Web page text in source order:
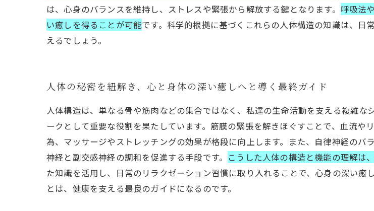
は、心身のバランスを維持し、ストレスや緊張から解放する鍵となります。 呼吸法
い癒しを得ることが可能です。科学的根拠に基づくこれらの人体構造の知識は、
えるでしょう。
人体の秘密を紐解き、心と身体の深い癒しへと導く最終ガイド
人体構造は、単なる骨や筋肉などの集合ではなく、私達の生命活動を支える複雑
ークとして重要な役割を果たしています。筋膜の緊張を解きほぐすことで、血流
為、マッサージやストレッチングの効果が格段に向上します。また、自律神経の
神経と副交感神経の調和を促進する手段です。 こうした人体の構造と機能の理解は
た知識を活用し、日常のリラクゼーション習慣に取り入れることで、心身の深い
とは、健康を支える最良のガイドになるのです。